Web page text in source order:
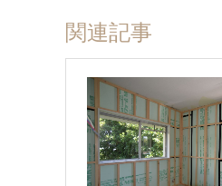
関連記事